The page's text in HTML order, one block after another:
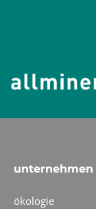
unternehmen
ökologie